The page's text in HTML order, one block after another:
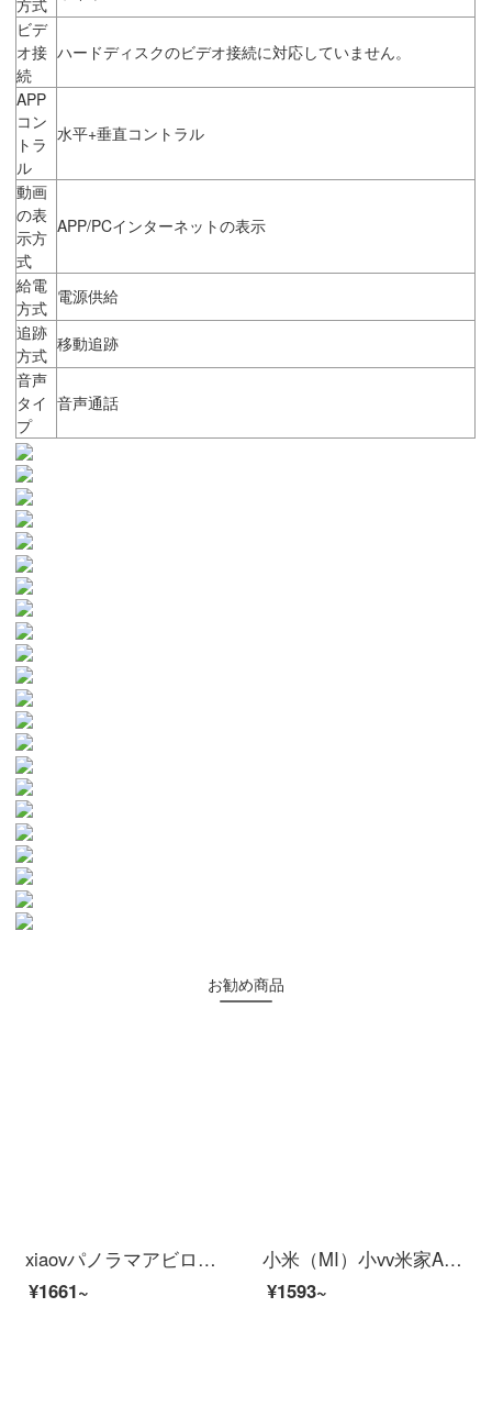
ビデ
オ接
続
ハードディスクのビデオ接続に対応していません。
APP
コン
トラ
ル
水平+垂直コントラル
動画
の表
示方
式
APP/PCインターネットの表示
給電
方式
電源供給
追跡
方式
移動追跡
音声
タイ
プ
音声通話
お勧め商品
xiaovパノラマアビロデオはすでに米家アプリ防水防塵パノラマ視角赤外線夜視AI人型探測xiaovアビロド防犯カメラPro+64 Gメモカドにアクセスしました。
¥1661~
小米（MI）小vv米家APPカメラインテリジー乳児監視器ワイヤレスワイファイリモトで赤ちゃん保護器モニタイ監視泣き声警報防止カミラ小米家xiaovレインレイン赤ちゃん保護器メモリなし
¥1593~